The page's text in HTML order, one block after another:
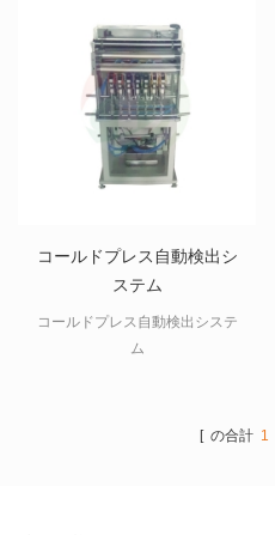
コールドプレス自動検出シ
ステム
コールドプレス自動検出システ
ム
[ の合計 1